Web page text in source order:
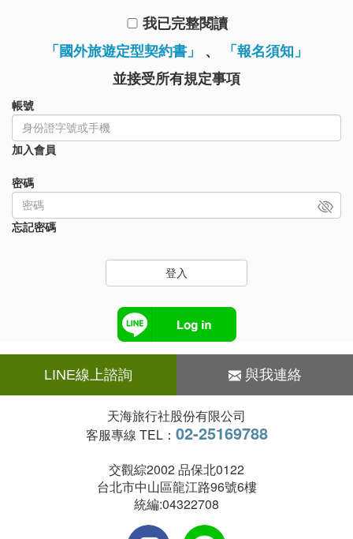
我已完整閱讀
「國外旅遊定型契約書」
、
「報名須知」
並接受所有規定事項
帳號
加入會員
密碼
忘記密碼
登入
LINE線上諮詢 與我連絡
天海旅行社股份有限公司
客服專線 TEL： 02-25169788
交觀綜2002 品保北0122
台北市中山區龍江路96號6樓
統編:04322708